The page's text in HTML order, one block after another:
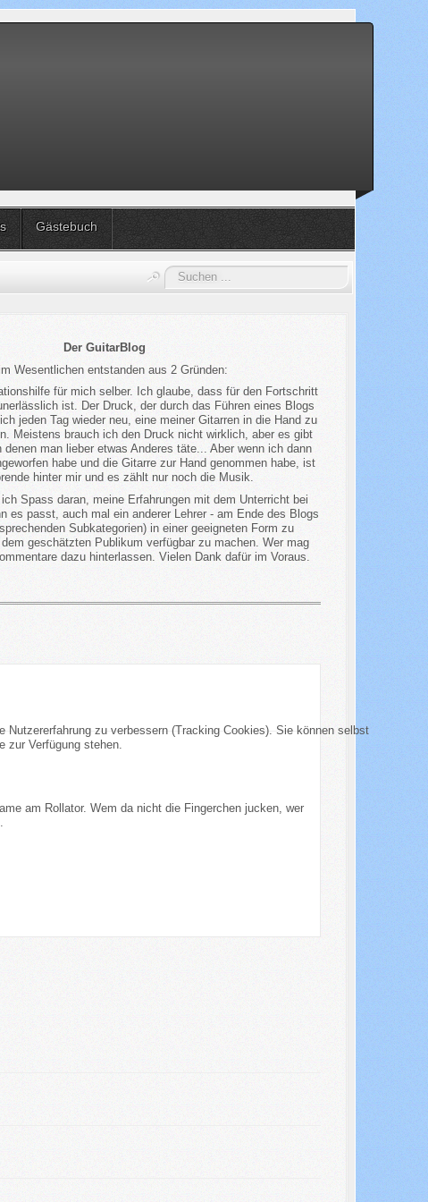
Gästebuch
Suchen
...
Der GuitarBlog
Wesentlichen entstanden aus 2 Gründen:
für mich selber. Ich glaube, dass für den Fortschritt
ist. Der Druck, der durch das Führen eines Blogs
jeden Tag wieder neu, eine meiner Gitarren in die Hand zu
Meistens brauch ich den Druck nicht wirklich, aber es gibt
denen man lieber etwas Anderes täte... Aber wenn ich dann
habe und die Gitarre zur Hand genommen habe, ist
hinter mir und es zählt nur noch die Musik.
Spass daran, meine Erfahrungen mit dem Unterricht bei
es passt, auch mal ein anderer Lehrer - am Ende des Blogs
Subkategorien) in einer geeigneten Form zu
geschätzten Publikum verfügbar zu machen. Wer mag
dazu hinterlassen. Vielen Dank dafür im Voraus.
am Rollator. Wem da nicht die Fingerchen jucken, wer
zu verbessern (Tracking Cookies). Sie können selbst
Verfügung stehen.